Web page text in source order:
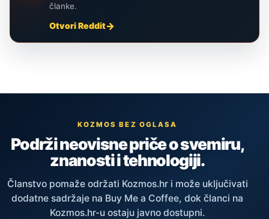
članke.
Otvori Reddit
KOZMOS BEZ OGLASA
Podrži neovisne priče o svemiru,
znanosti i tehnologiji.
Članstvo pomaže održati Kozmos.hr i može uključivati
dodatne sadržaje na Buy Me a Coffee, dok članci na
Kozmos.hr-u ostaju javno dostupni.